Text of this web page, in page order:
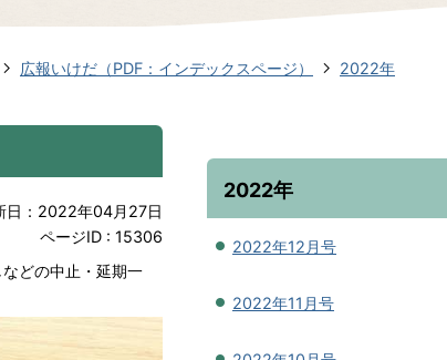
広報いけだ（PDF：インデックスページ）
2022年
日：2022年04月27日
ページID : 15306
などの中止・延期一
2022年
2022年12月号
2022年11月号